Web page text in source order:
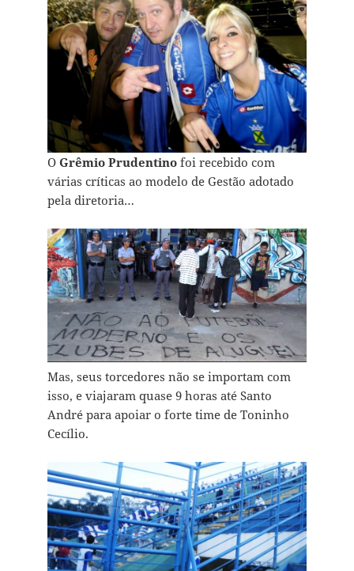
O Grêmio Prudentino foi recebido com
várias críticas ao modelo de Gestão adotado
pela diretoria…
Mas, seus torcedores não se importam com
isso, e viajaram quase 9 horas até Santo
André para apoiar o forte time de Toninho
Cecílio.